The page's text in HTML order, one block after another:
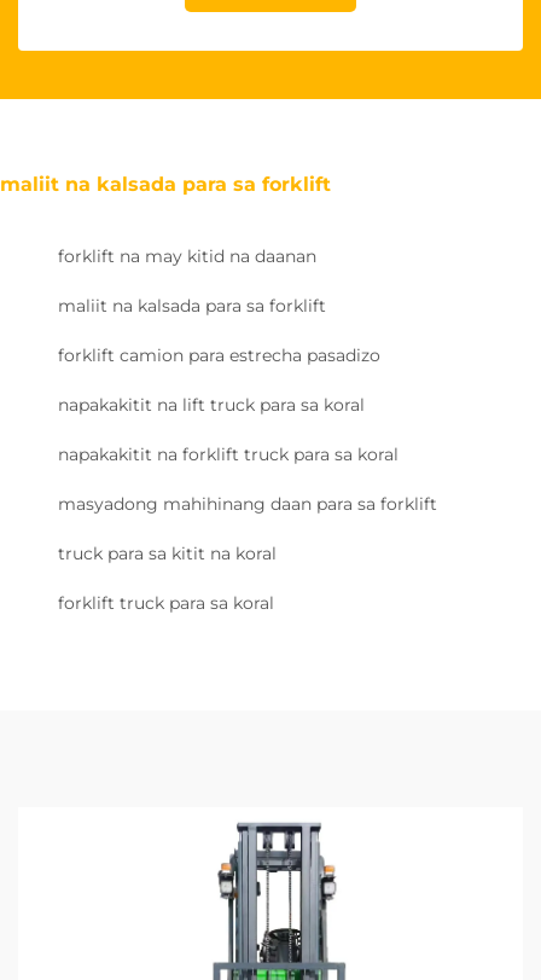
maliit na kalsada para sa forklift
forklift na may kitid na daanan
maliit na kalsada para sa forklift
forklift camion para estrecha pasadizo
napakakitit na lift truck para sa koral
napakakitit na forklift truck para sa koral
masyadong mahihinang daan para sa forklift
truck para sa kitit na koral
forklift truck para sa koral